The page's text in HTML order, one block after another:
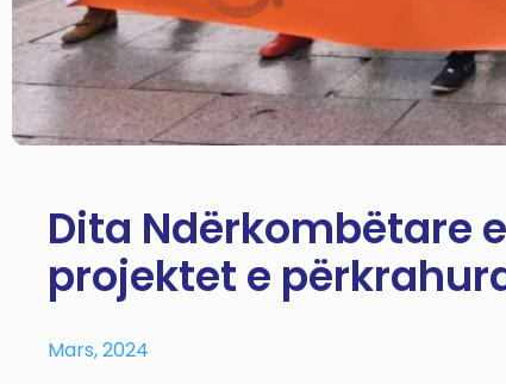
Dita Ndërkombëtare
projektet e
Mars, 2024